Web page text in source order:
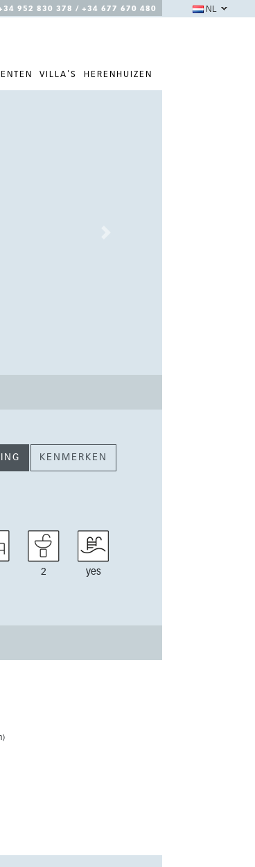
952 830 378 / +34 677 670 480
VILLA'S HERENHUIZEN
NL
KENMERKEN
2 yes